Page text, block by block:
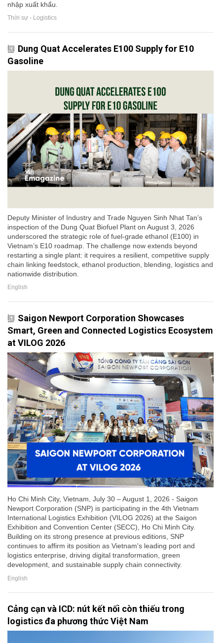
nhập xuất khẩu.
Thời sự - Logistics
Dung Quat Accelerates E100 Supply for E10
Gasoline
Deputy Minister of Industry and Trade Nguyen Sinh Nhat Tan’s
inspection of the Dung Quat Biofuel Plant on August 3, 2026
underscored the strategic role of fuel-grade ethanol (E100) in
Vietnam’s E10 roadmap. The challenge now extends beyond
restarting a single plant: it requires a resilient, competitive supply
chain linking feedstock, ethanol production, blending, logistics and
nationwide distribution.
English
Saigon Newport Corporation Showcases
Smart, Green and Connected Logistics Ecosystem
at VILOG 2026
Ho Chi Minh City, Vietnam, July 30 – August 1, 2026 - Saigon
Newport Corporation (SNP) is participating in the 4th Vietnam
International Logistics Exhibition (VILOG 2026) at the Saigon
Exhibition and Convention Center (SECC), Ho Chi Minh City.
Building on its strong presence at previous editions, SNP
continues to affirm its position as Vietnam's leading port and
logistics enterprise, driving digital transformation, green
development, and sustainable supply chain connectivity.
English
Cảng cạn và ICD: nút kết nối còn thiếu trong
logistics đa phương thức Việt Nam